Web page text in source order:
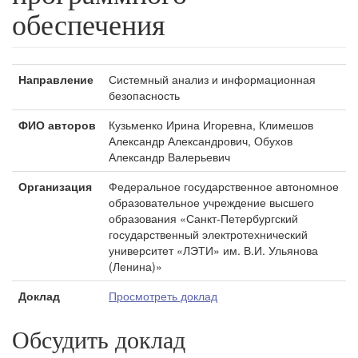
обеспечения
Направление
Системный анализ и информационная
безопасность
ФИО авторов
Кузьменко Ирина Игоревна, Климешов
Александр Александрович, Обухов
Александр Валерьевич
Организация
Федеральное государственное автономное
образовательное учреждение высшего
образования «Санкт-Петербургский
государственный электротехнический
университет «ЛЭТИ» им. В.И. Ульянова
(Ленина)»
Доклад
Просмотреть доклад
Обсудить доклад